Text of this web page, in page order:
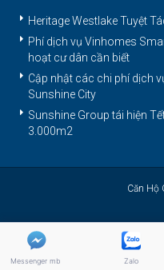
Heritage Westlake Tuyệt
Phí dịch vụ Vinhomes
hoạt cư dân cần biết
Cập nhật các chi phí dịch
Sunshine City
Sunshine Group tái hiện
3.000m2
Căn Hộ
Messenger mb Zalo